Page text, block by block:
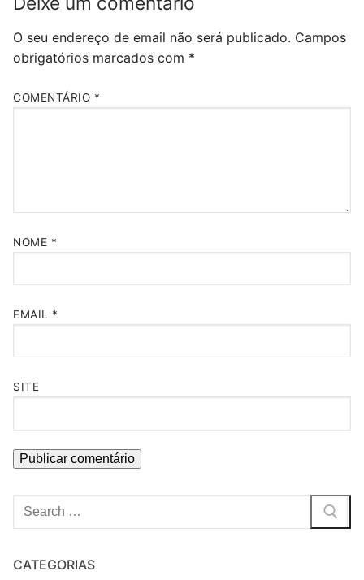
O seu endereço de email não será publicado. Campos
obrigatórios marcados com *
COMENTÁRIO *
NOME *
EMAIL *
SITE
Pesquisar
por:
CATEGORIAS